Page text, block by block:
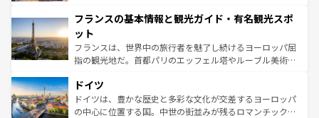
ませてくれるイタリアで、忘れられない旅をしてみよう！
なお、新着のイタリア情報は
しい。
文化が根付くこの国では、情熱的なフラメンコ、熱気あふ
れる闘牛、そして美味しいタパスが生活の一部となってい
る。首都マドリードの洗練された雰囲気や、バルセロナの
アートに溢れた街角から、地方では古代ローマ遺跡や中世
せる。地方によって風土や気候が異なるスペインはその個
性で訪れる人を魅了する。 なお、新着のスペイン情報は コ
ンテンツ一覧を参照してほしい。
フランスの基本情報と観光ガイド・有名観光スポ
ット
フランスは、世界中の旅行者を魅了し続けるヨーロッパ屈
指の観光地だ。首都パリのエッフェル塔やルーブル美術館
で、幅広い魅力が詰まっている。華麗な宮殿、歴史的な大
聖堂、美しいビーチ、そして豊かな自然が、訪れる者を心
から魅了する。また、フランスは美食の国としても知ら
ドイツ
ドイツは、豊かな歴史と多彩な文化が交差するヨーロッパ
の中心に位置する国。中世の街並みが残るロマンチック街